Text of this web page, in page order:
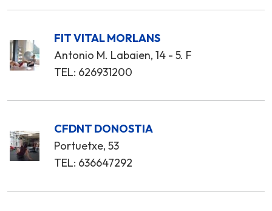
FIT VITAL MORLANS
Antonio M. Labaien, 14 - 5. F
TEL: 626931200
CFDNT DONOSTIA
Portuetxe, 53
TEL: 636647292